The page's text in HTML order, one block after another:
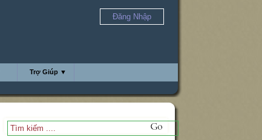
Đăng Nhập
Trợ Giúp ▼